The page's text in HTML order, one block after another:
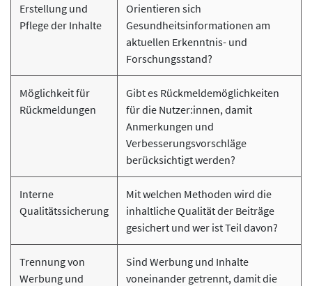
Erstellung und
Pflege der Inhalte
Orientieren sich
Gesundheitsinformationen am
aktuellen Erkenntnis- und
Forschungsstand?
Möglichkeit für
Rückmeldungen
Gibt es Rückmeldemöglichkeiten
für die Nutzer:innen, damit
Anmerkungen und
Verbesserungsvorschläge
berücksichtigt werden?
Interne
Qualitätssicherung
Mit welchen Methoden wird die
inhaltliche Qualität der Beiträge
gesichert und wer ist Teil davon?
Trennung von
Werbung und
Sind Werbung und Inhalte
voneinander getrennt, damit die